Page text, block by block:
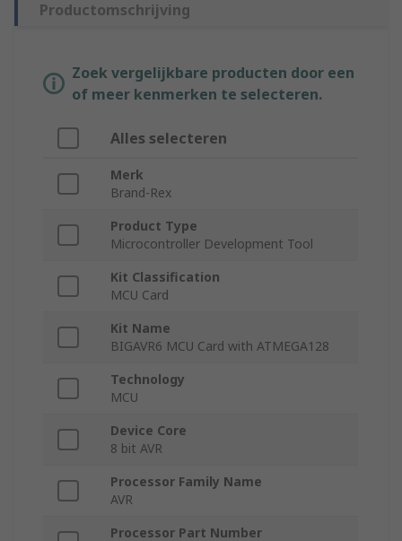
Productomschrijving
Zoek vergelijkbare producten door een
of meer kenmerken te selecteren.
Alles selecteren
Merk
Brand-Rex
Product Type
Microcontroller Development Tool
Kit Classification
MCU Card
Kit Name
BIGAVR6 MCU Card with ATMEGA128
Technology
MCU
Device Core
8 bit AVR
Processor Family Name
AVR
Processor Part Number